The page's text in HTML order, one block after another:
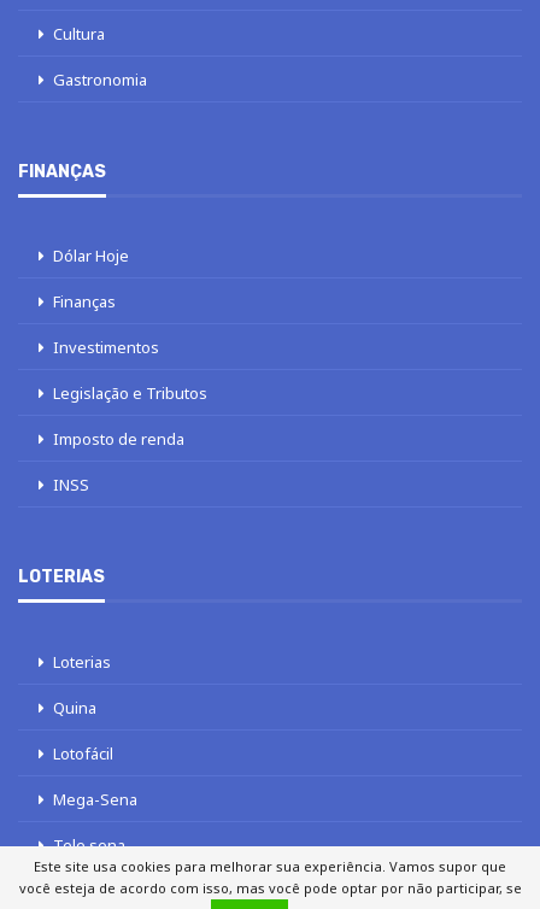
Cultura
Gastronomia
FINANÇAS
Dólar Hoje
Finanças
Investimentos
Legislação e Tributos
Imposto de renda
INSS
LOTERIAS
Loterias
Quina
Lotofácil
Mega-Sena
Tele sena
Este site usa cookies para melhorar sua experiência. Vamos supor que
você esteja de acordo com isso, mas você pode optar por não participar, se